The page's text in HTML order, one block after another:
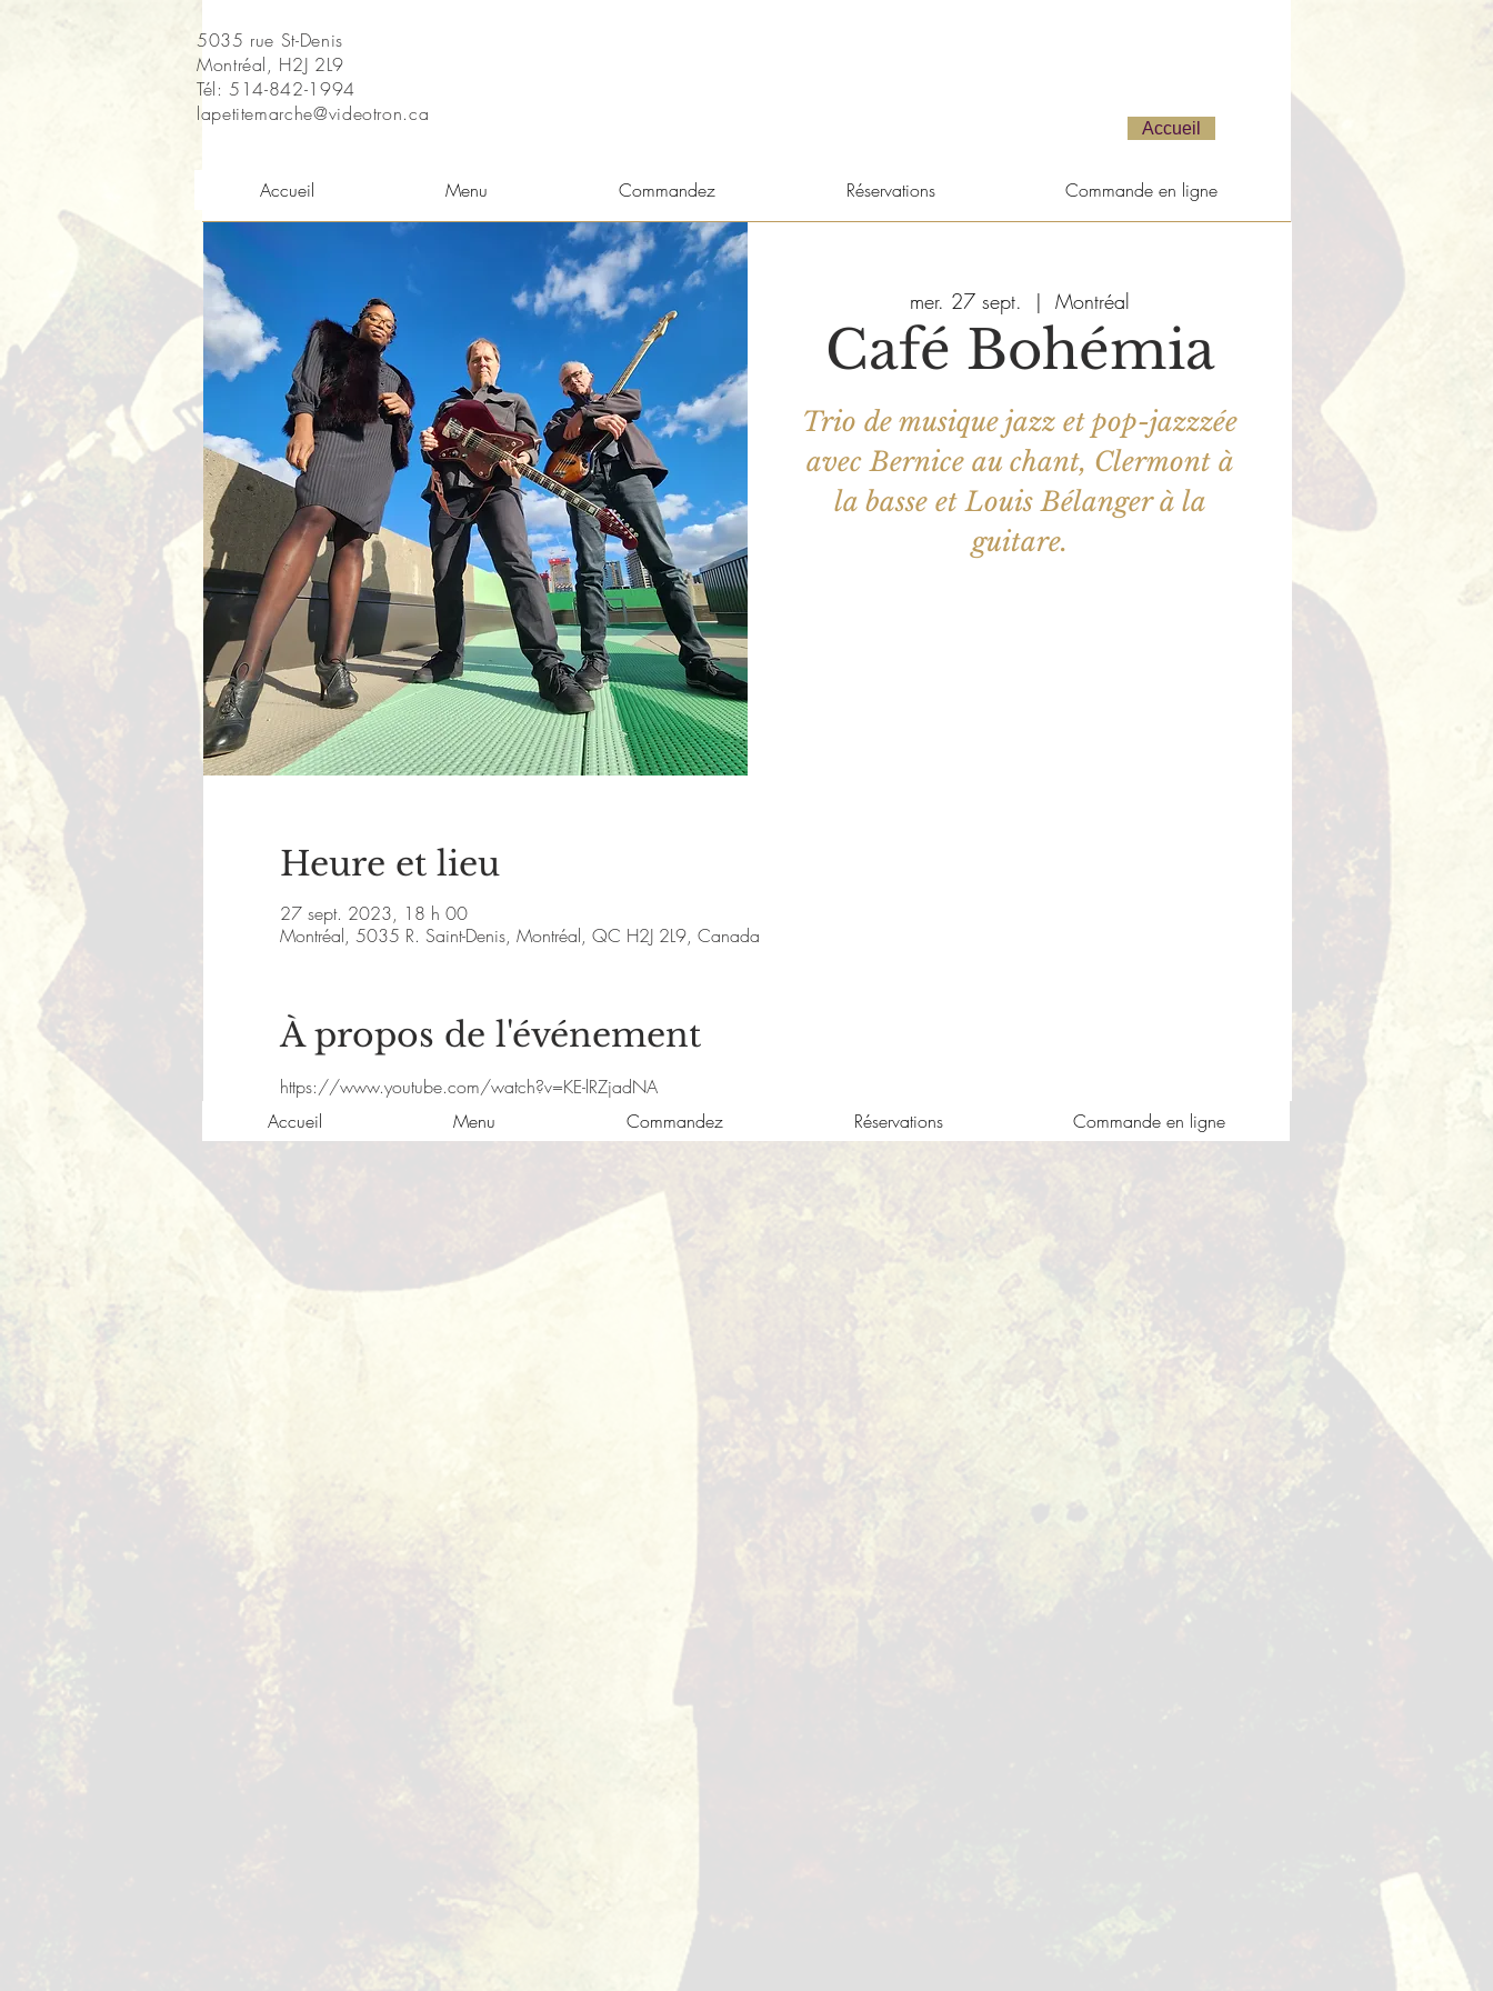
5035 rue St-Denis
Montréal, H2J 2L9
Tél: 514-842-1994
lapetitemarche@videotron.ca
Accueil
Accueil Menu Commandez Réservations Commande en ligne
mer. 27 sept.
  |
Montréal
Café Bohémia
Trio de musique jazz et pop-jazzzée
avec Bernice au chant, Clermont à
la basse et Louis Bélanger à la
guitare.
Heure et lieu
27 sept. 2023, 18 h 00
Montréal, 5035 R. Saint-Denis, Montréal, QC H2J 2L9, Canada
À propos de l'événement
https://www.youtube.com/watch?v=KE-lRZjadNA
Accueil
Menu Commandez Réservations Commande en ligne